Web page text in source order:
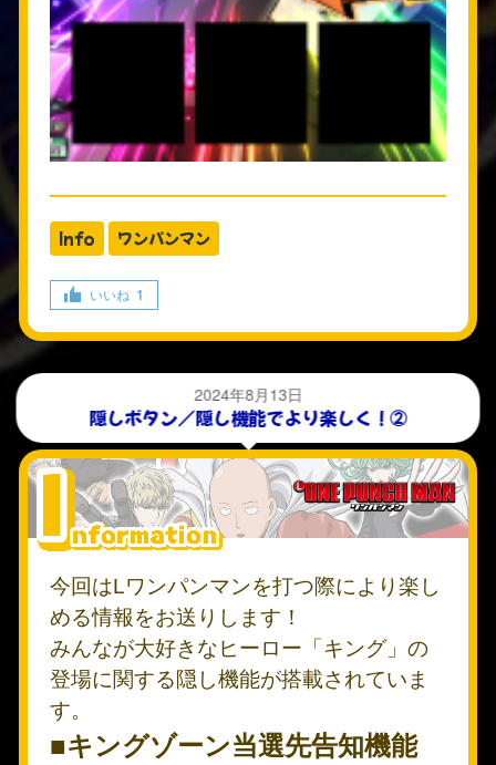
Info ワンパンマン
いいね 1
2024年8月13日
隠しボタン／隠し機能でより楽しく！②
今回はLワンパンマンを打つ際により楽し
める情報をお送りします！
みんなが大好きなヒーロー「キング」の
登場に関する隠し機能が搭載されていま
す。
■キングゾーン当選先告知機能